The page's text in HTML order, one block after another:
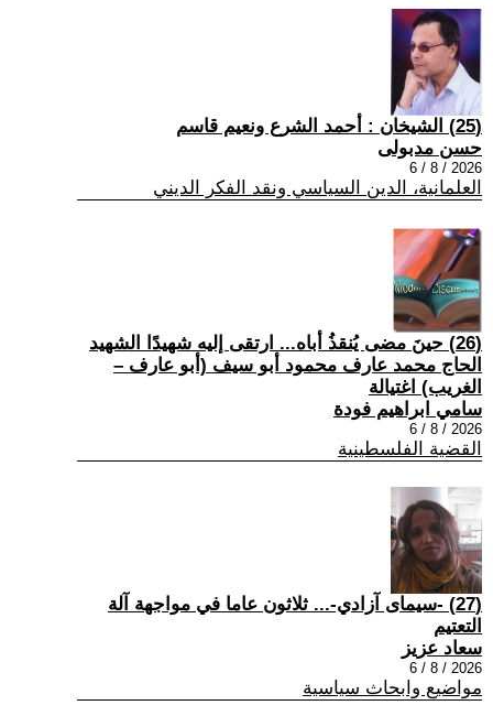
(25) الشيخان : أحمد الشرع ونعيم قاسم
حسن مدبولى
2026 / 8 / 6
العلمانية، الدين السياسي ونقد الفكر الديني
(26) حينَ مضى يُنقذُ أباه... ارتقى إليه شهيدًا الشهيد
الحاج محمد عارف محمود أبو سيف (أبو عارف –
الغريب) اغتيالة
سامي ابراهيم فودة
2026 / 8 / 6
القضية الفلسطينية
(27) -سيمای آزادي-... ثلاثون عاما في مواجهة آلة
التعتيم
سعاد عزيز
2026 / 8 / 6
مواضيع وابحاث سياسية